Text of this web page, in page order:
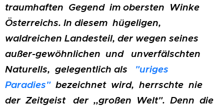
traumhaften Gegend im obersten Winke
Österreichs. In diesem hügeligen,
waldreichen Landesteil, der wegen seines
außer-gewöhnlichen und unverfälschten
Naturells, gelegentlich als
"uriges
Paradies" bezeichnet wird, herrschte nie
der Zeitgeist der ,,großen Welt". Denn die